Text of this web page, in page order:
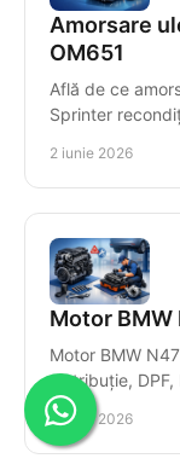
Amorsare
OM651
Află de ce
Sprinter
2 iunie 2026
Motor
Motor BMW
distribuție, DPF,
pentru costuri
2 iunie 2026